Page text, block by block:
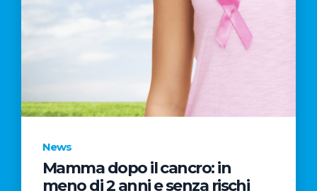
cielo”
News
Mamma dopo il cancro: in
meno di 2 anni e senza rischi